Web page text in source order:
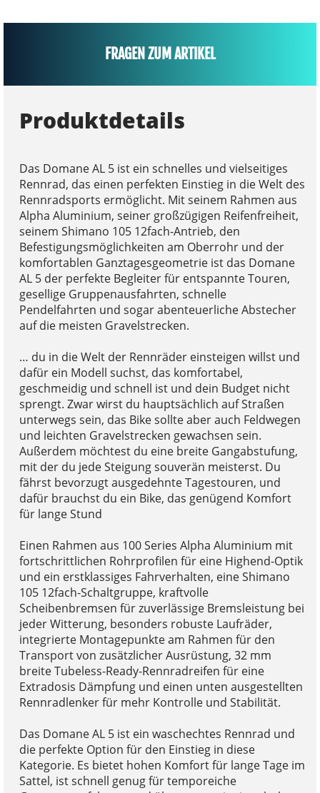
FRAGEN ZUM ARTIKEL
Produktdetails
Das Domane AL 5 ist ein schnelles und vielseitiges
Rennrad, das einen perfekten Einstieg in die Welt des
Rennradsports ermöglicht. Mit seinem Rahmen aus
Alpha Aluminium, seiner großzügigen Reifenfreiheit,
seinem Shimano 105 12fach-Antrieb, den
Befestigungsmöglichkeiten am Oberrohr und der
komfortablen Ganztagesgeometrie ist das Domane
AL 5 der perfekte Begleiter für entspannte Touren,
gesellige Gruppenausfahrten, schnelle
Pendelfahrten und sogar abenteuerliche Abstecher
auf die meisten Gravelstrecken.
… du in die Welt der Rennräder einsteigen willst und
dafür ein Modell suchst, das komfortabel,
geschmeidig und schnell ist und dein Budget nicht
sprengt. Zwar wirst du hauptsächlich auf Straßen
unterwegs sein, das Bike sollte aber auch Feldwegen
und leichten Gravelstrecken gewachsen sein.
Außerdem möchtest du eine breite Gangabstufung,
mit der du jede Steigung souverän meisterst. Du
fährst bevorzugt ausgedehnte Tagestouren, und
dafür brauchst du ein Bike, das genügend Komfort
für lange Stund
Einen Rahmen aus 100 Series Alpha Aluminium mit
fortschrittlichen Rohrprofilen für eine Highend-Optik
und ein erstklassiges Fahrverhalten, eine Shimano
105 12fach-Schaltgruppe, kraftvolle
Scheibenbremsen für zuverlässige Bremsleistung bei
jeder Witterung, besonders robuste Laufräder,
integrierte Montagepunkte am Rahmen für den
Transport von zusätzlicher Ausrüstung, 32 mm
breite Tubeless-Ready-Rennradreifen für eine
Extradosis Dämpfung und einen unten ausgestellten
Rennradlenker für mehr Kontrolle und Stabilität.
Das Domane AL 5 ist ein waschechtes Rennrad und
die perfekte Option für den Einstieg in diese
Kategorie. Es bietet hohen Komfort für lange Tage im
Sattel, ist schnell genug für temporeiche